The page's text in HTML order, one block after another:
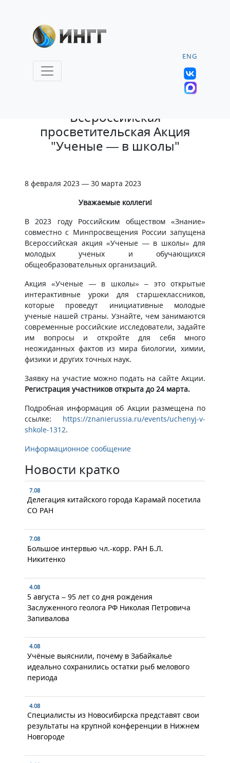
ENG
Всероссийская
просветительская Акция
"Ученые — в школы"
8 февраля 2023 — 30 марта 2023
Уважаемые коллеги!
В 2023 году Российским обществом «Знание»
совместно с Минпросвещения России запущена
Всероссийская акция «Ученые — в школы» для
молодых ученых и обучающихся
общеобразовательных организаций.
Акция «Ученые — в школы» – это открытые
интерактивные уроки для старшеклассников,
которые проведут инициативные молодые
ученые нашей страны. Узнайте, чем занимаются
современные российские исследователи, задайте
им вопросы и откройте для себя много
неожиданных фактов из мира биологии, химии,
физики и других точных наук.
Заявку на участие можно подать на сайте Акции.
Регистрация участников открыта до 24 марта.
Подробная информация об Акции размещена по
ссылке: https://znanierussia.ru/events/uchenyj-v-
shkole-1312.
Информационное сообщение
Новости кратко
7.08
Делегация китайского города Карамай посетила
СО РАН
7.08
Большое интервью чл.-корр. РАН Б.Л.
Никитенко
4.08
5 августа – 95 лет со дня рождения
Заслуженного геолога РФ Николая Петровича
Запивалова
4.08
Учёные выяснили, почему в Забайкалье
идеально сохранились остатки рыб мелового
периода
4.08
Специалисты из Новосибирска представят свои
результаты на крупной конференции в Нижнем
Новгороде